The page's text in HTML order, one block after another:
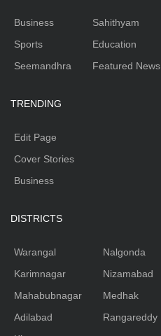
Business
Sports
Seemandhra
Sahithyam
Education
Featured News
TRENDING
Edit Page
Cover Stories
Business
DISTRICTS
Warangal
Karimnagar
Mahabubnagar
Adilabad
Nalgonda
Nizamabad
Medhak
Rangareddy